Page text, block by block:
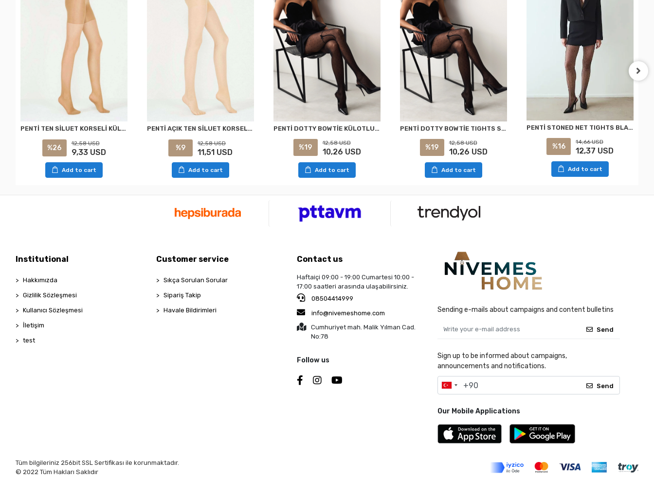
PENTİ TEN SİLUET KORSELİ KÜLOTLU ÇORAP XXL
%26
12,58 USD
9,33 USD
Add to cart
PENTİ AÇIK TEN SİLUET KORSELİ KÜLOTLU ÇORAP XXL
%9
12,58 USD
11,51 USD
Add to cart
PENTİ DOTTY BOWTİE KÜLOTLU ÇORAP SİYAH S/M
%19
12,58 USD
10,26 USD
Add to cart
PENTİ DOTTY BOWTİE TIGHTS SOCKS BLACK L/XL
%19
12,58 USD
10,26 USD
Add to cart
PENTİ STONED NET TIGHTS BLACK S/M
%16
14,66 USD
12,37 USD
Add to cart
Institutional
Hakkımızda
Gizlilik Sözleşmesi
Kullanıcı Sözleşmesi
İletişim
test
Customer service
Sıkça Sorulan Sorular
Sipariş Takip
Havale Bildirimleri
Contact us
Haftaiçi 09:00 - 19:00 Cumartesi 10:00 -
17:00 saatleri arasında ulaşabilirsiniz.
08504414999
info@nivemeshome.com
Cumhuriyet mah. Malik Yılman Cad.
No:78
Follow us
Sending e-mails about campaigns and content bulletins
Send
Sign up to be informed about campaigns,
announcements and notifications.
Send
Our Mobile Applications
Tüm bilgileriniz 256bit SSL Sertifikası ile korunmaktadır.
© 2022 Tüm Hakları Saklıdır